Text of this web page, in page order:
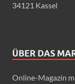
34121 Kassel
ÜBER DAS
Online-Magazin